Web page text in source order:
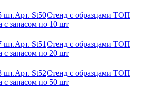
шт.Арт. St50Стенд с образцами ТОП
с запасом по 10 шт
шт.Арт. St51 Стенд с образцами ТОП
с запасом по 20 шт
шт.Арт. St52Стенд с образцами ТОП
с запасом по 50 шт